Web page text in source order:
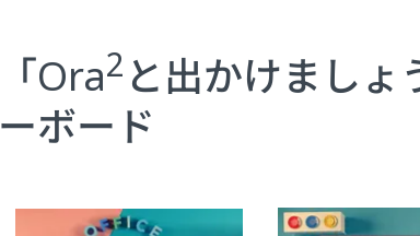
「Ora2 と出かけまし
ーボード